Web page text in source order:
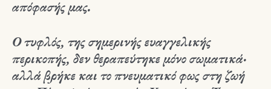
απόφασής μας.
Ο τυφλός, της σημερινής ευαγγελικής
περικοπής, δεν θεραπεύτηκε μόνο σωματικά·
αλλά βρήκε και το πνευματικό φως στη ζωή